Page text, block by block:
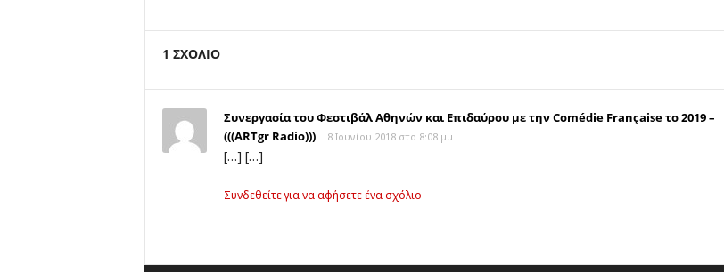
1 ΣΧΟΛΙΟ
Συνεργασία του Φεστιβάλ Αθηνών και Επιδαύρου με την Comédie Française το 2019 –
(((ARTgr Radio)))
8 Ιουνίου 2018 στο 8:08 μμ
[…] […]
Συνδεθείτε για να αφήσετε ένα σχόλιο